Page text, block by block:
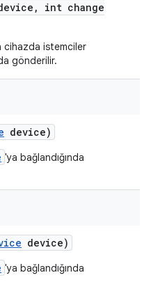
,
int change
cihazda istemciler
gönderilir.
device)
'ya bağlandığında
device)
'ya bağlandığında